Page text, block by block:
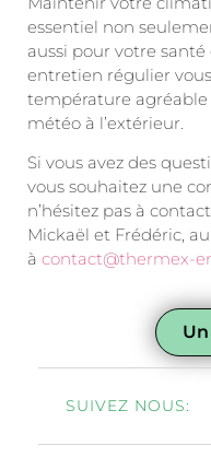
essentiel non
aussi pour votre
entretien régulier
température agréable
météo à l’extérieur.
Si vous avez des
vous souhaitez une
n’hésitez pas à
Mickaël et Frédéric, au
à contact@thermex-
SUIVEZ NOUS: